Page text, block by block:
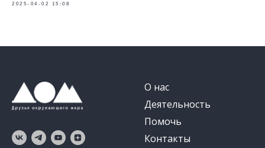
2025-04-02 15:08
О нас
Деятельность
Помочь
Контакты